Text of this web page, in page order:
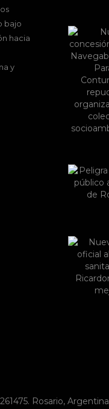
bajo
hacia
y
Rosario, Argentina